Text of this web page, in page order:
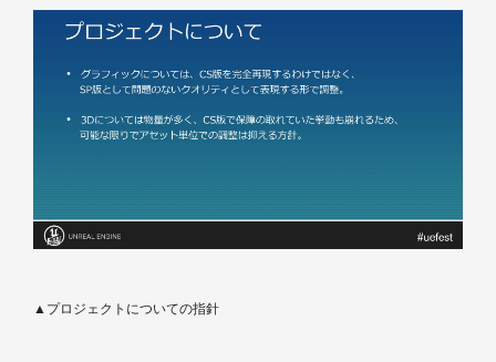
▲プロジェクトについての指針